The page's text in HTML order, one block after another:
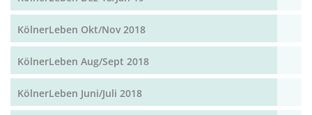
KölnerLeben Okt/Nov 2018
KölnerLeben Aug/Sept 2018
KölnerLeben Juni/Juli 2018